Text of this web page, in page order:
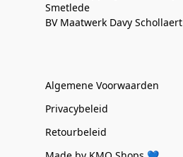
Smetlede
BV Maatwerk Davy Schollaert
Algemene Voorwaarden
Privacybeleid
Retourbeleid